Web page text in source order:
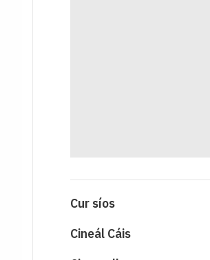
Cur síos
Cineál Cáis